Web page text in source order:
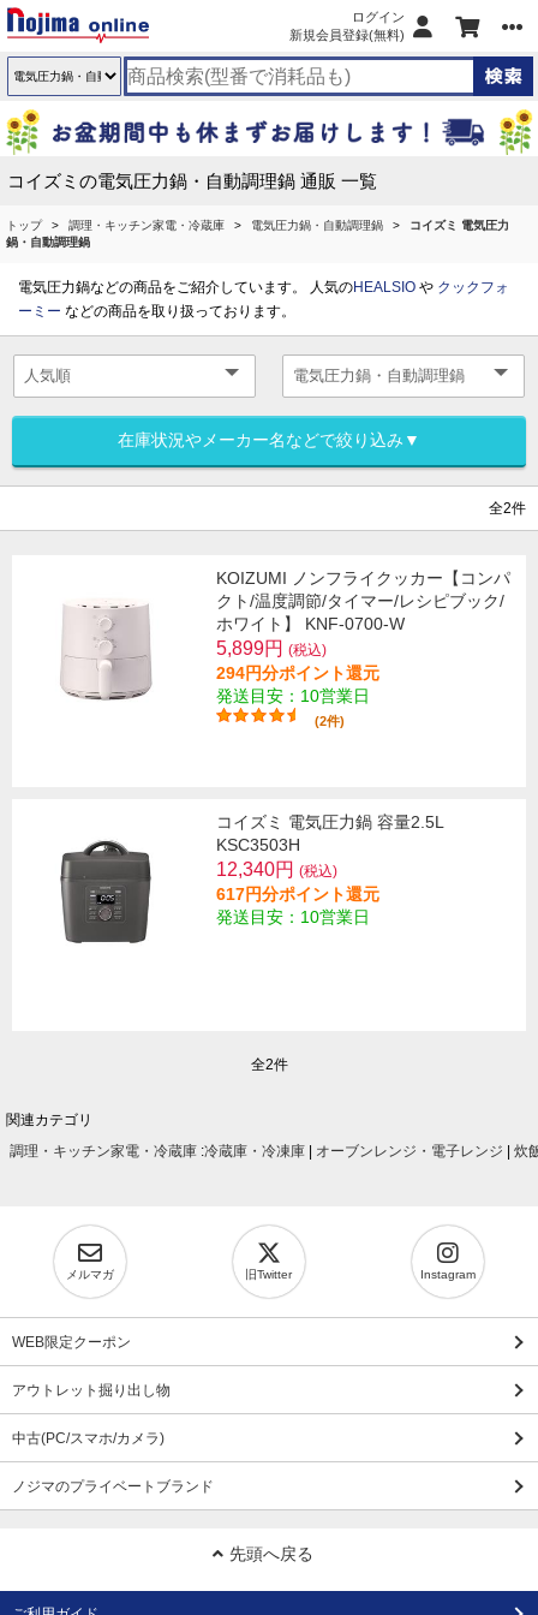
ログイン
新規会員登録(無料)
コイズミの電気圧力鍋・自動調理鍋 通販 一覧
トップ 調理・キッチン家電・冷蔵庫 電気圧力鍋・自動調理鍋
コイズミ 電気圧力
鍋・自動調理鍋
電気圧力鍋などの商品をご紹介しています。 人気のHEALSIO や クックフォ
ーミー などの商品を取り扱っております。
在庫状況やメーカー名などで絞り込み▼
全2件
KOIZUMI ノンフライクッカー【コンパ
クト/温度調節/タイマー/レシピブック/
ホワイト】 KNF-0700-W
5,899円 (税込)
294円分ポイント還元
発送目安：10営業日
(2件)
コイズミ 電気圧力鍋 容量2.5L
KSC3503H
12,340円 (税込)
617円分ポイント還元
発送目安：10営業日
全2件
関連カテゴリ
調理・キッチン家電・冷蔵庫 :冷蔵庫・冷凍庫 オーブンレンジ・電子レンジ 炊
メルマガ 旧Twitter Instagram
WEB限定クーポン
アウトレット掘り出し物
中古(PC/スマホ/カメラ)
ノジマのプライベートブランド
先頭へ戻る